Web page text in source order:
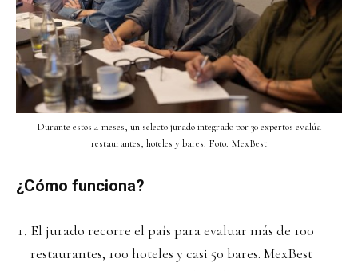
Durante estos 4 meses, un selecto jurado integrado por 30 expertos evalúa
restaurantes, hoteles y bares. Foto. MexBest
¿Cómo funciona?
El jurado recorre el país para evaluar más de 100
restaurantes, 100 hoteles y casi 50 bares. MexBest